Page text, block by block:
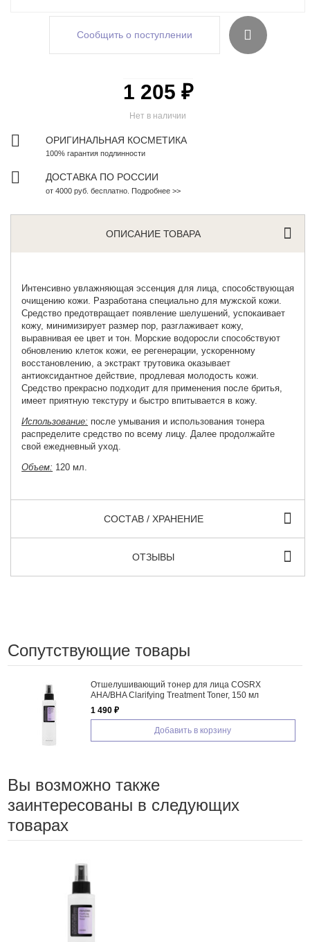
Сообщить о поступлении
Нет в наличии
1 205 ₽
ОРИГИНАЛЬНАЯ КОСМЕТИКА
100% гарантия подлинности
ДОСТАВКА ПО РОССИИ
от 4000 руб. бесплатно. Подробнее >>
ОПИСАНИЕ ТОВАРА
Интенсивноувлажняющая эссенция для лица , способствующая
очищению кожи. Разработана специально для мужской кожи.
Средство предотвращает появление шелушений, успокаивает
кожу, минимизирует размер пор, разглаживает кожу,
выравнивая ее цвет и тон. Морские водоросли способствуют
обновлению клеток кожи, ее регенерации, ускоренному
восстановлению, а экстракт трутовика оказывает
антиоксидантное действие, продлевая молодость кожи.
Средство прекрасно подходит для применения после бритья,
имеет приятную текстуру и быстро впитывается в кожу.
Использование: после умывания и использования тонера
распределите средство по всему лицу. Далее продолжайте
свой ежедневный уход.
Объем: 120 мл.
СОСТАВ / ХРАНЕНИЕ
ОТЗЫВЫ
Сопутствующие товары
Отшелушивающий тонер для лица COSRX
AHA/BHA Clarifying Treatment Toner, 150 мл
1 490 ₽
Добавить в корзину
Вы возможно также
заинтересованы в следующих
товарах